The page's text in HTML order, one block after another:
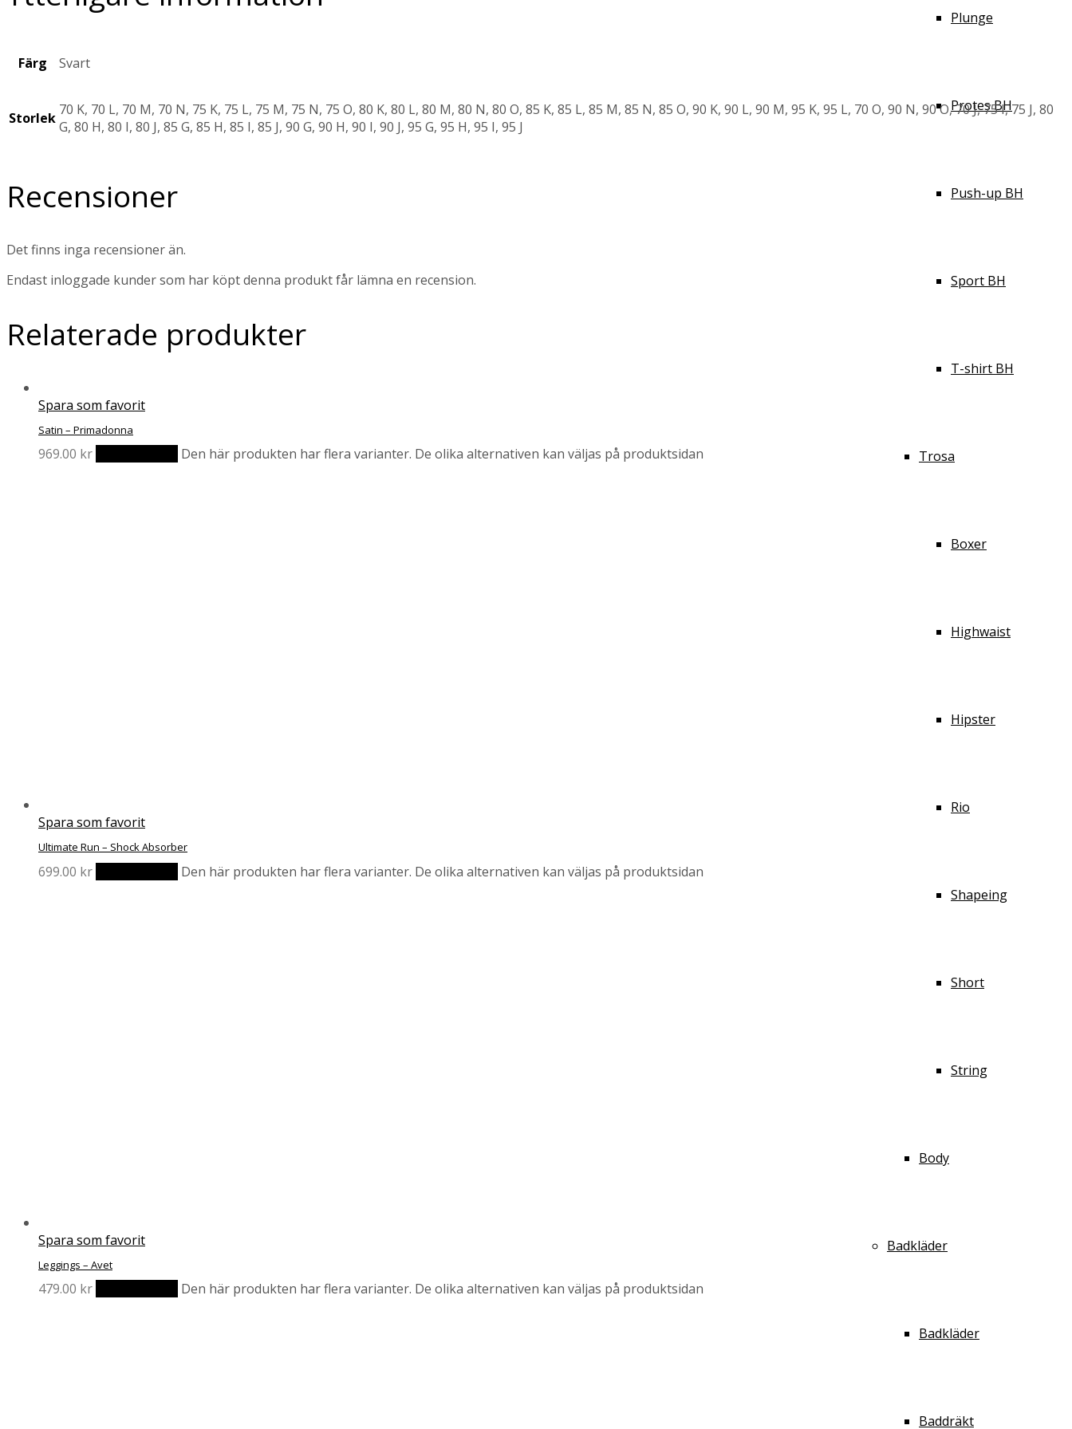
Plunge
Protes BH
Push-up BH
Sport BH
T-shirt BH
Trosa
Boxer
Highwaist
Hipster
Rio
Shapeing
Short
String
Body
Badkläder
Badkläder
Baddräkt
Färg Svart
Storlek 70 K, 70 L, 70 M, 70 N, 75 K, 75 L, 75 M, 75 N, 75 O, 80 K, 80 L, 80 M, 80 N, 80 O, 85 K, 85 L, 85 M, 85 N, 85 O, 90 K, 90 L, 90 M, 95 K, 95 L, 70 O, 90 N, 90 O, 70 J, 75 I, 75 J, 80
G, 80 H, 80 I, 80 J, 85 G, 85 H, 85 I, 85 J, 90 G, 90 H, 90 I, 90 J, 95 G, 95 H, 95 I, 95 J
Recensioner
Det finns inga recensioner än.
Endast inloggade kunder som har köpt denna produkt får lämna en recension.
Relaterade produkter
Spara som favorit
Satin – Primadonna
969.00 kr Den här produkten har flera varianter. De olika alternativen kan väljas på produktsidan
Spara som favorit
Ultimate Run – Shock Absorber
699.00 kr Den här produkten har flera varianter. De olika alternativen kan väljas på produktsidan
Spara som favorit
Leggings – Avet
479.00 kr Den här produkten har flera varianter. De olika alternativen kan väljas på produktsidan